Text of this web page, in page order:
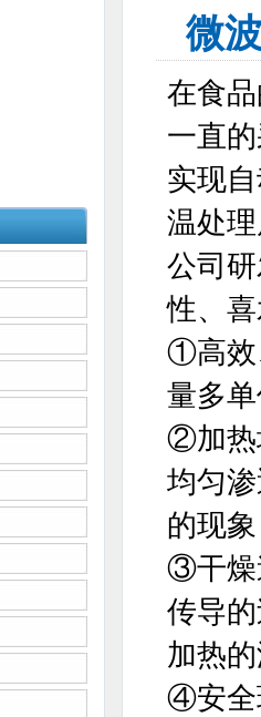
微
在食
一直
实现
温处
公司
性、
①高效
量多
②加热
均匀
的现象
③干燥
传导
加热
④安全